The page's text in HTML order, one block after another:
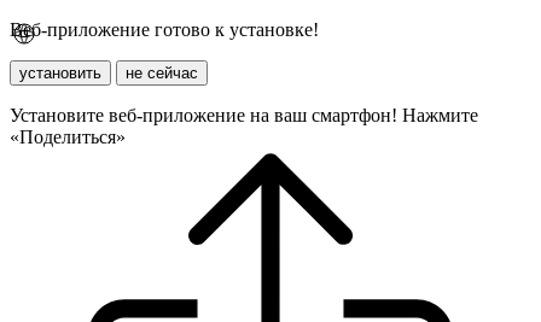
Веб-приложение готово к установке!
установить не сейчас
Установите веб-приложение на ваш смартфон! Нажмите
«Поделиться»